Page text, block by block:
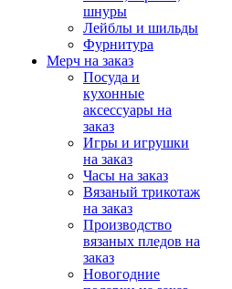
шнуры
Лейблы и шильды
Фурнитура
Мерч на заказ
Посуда и
кухонные
аксессуары на
заказ
Игры и игрушки
на заказ
Часы на заказ
Вязаный трикотаж
на заказ
Производство
вязаных пледов на
заказ
Новогодние